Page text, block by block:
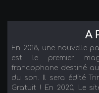
A
En 2018, une nouvelle
est le premier
francophone destiné
du son. Il sera édité
Gratuit ! En 2020, Le